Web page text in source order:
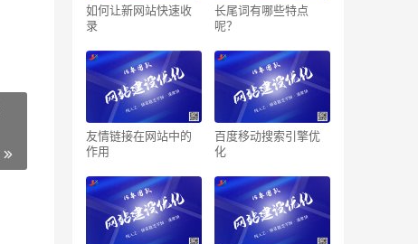
如何让新网站快速收
录
长尾词有哪些特点
呢？
友情链接在网站中的
作用
百度移动搜索引擎优
化